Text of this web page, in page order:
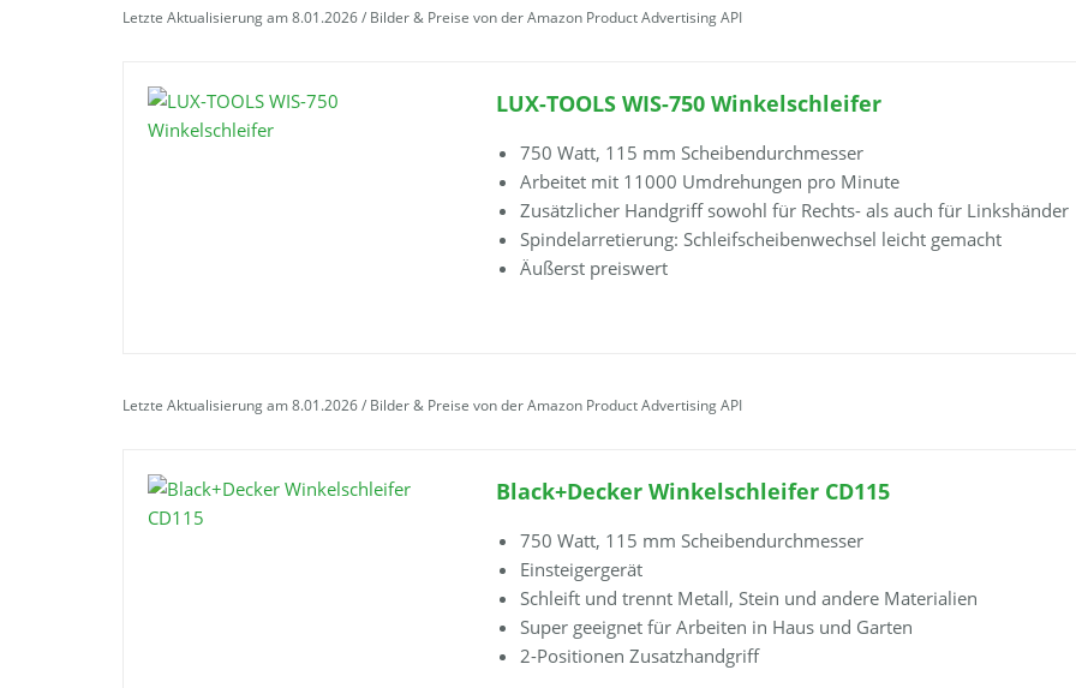
Letzte Aktualisierung am 8.01.2026 / Bilder & Preise von der Amazon Product Advertising API
LUX-TOOLS WIS-750 Winkelschleifer
750 Watt, 115 mm Scheibendurchmesser
Arbeitet mit 11000 Umdrehungen pro Minute
Zusätzlicher Handgriff sowohl für Rechts- als auch für Linkshänder
Spindelarretierung: Schleifscheibenwechsel leicht gemacht
Äußerst preiswert
Letzte Aktualisierung am 8.01.2026 / Bilder & Preise von der Amazon Product Advertising API
Black+Decker Winkelschleifer CD115
750 Watt, 115 mm Scheibendurchmesser
Einsteigergerät
Schleift und trennt Metall, Stein und andere Materialien
Super geeignet für Arbeiten in Haus und Garten
2-Positionen Zusatzhandgriff